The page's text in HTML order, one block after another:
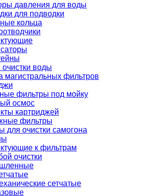
давления для воды
для подводки
кольца
воды
магистральных фильтров
фильтры под мойку
осмос
картриджей
фильтры
для очистки самогона
к фильтрам
очистки
сетчатые